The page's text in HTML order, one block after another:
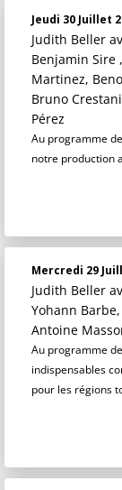
Jeudi 30 Juillet
Judith Beller
Benjamin Sire
Martinez,
Bruno
Pérez
Au programme
notre production
Mercredi 29
Judith Beller
Yohann
Antoine
Au programme
indispensables
pour les régions